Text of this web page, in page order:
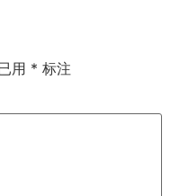
用 * 标注